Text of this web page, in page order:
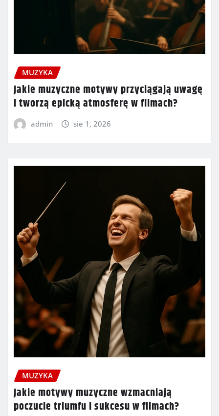
MUZYKA
Jakie muzyczne motywy przyciągają uwagę
i tworzą epicką atmosferę w filmach?
admin sie 1, 2026
MUZYKA
Jakie motywy muzyczne wzmacniają
poczucie triumfu i sukcesu w filmach?